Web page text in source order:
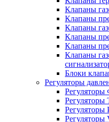
Клапаны
Клапаны
Клапаны
Клапаны
Клапаны
Клапаны
Блоки
Регуляторы
Регуляторы
Регуляторы
Регуляторы
Регуляторы